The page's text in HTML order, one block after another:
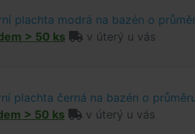
plachta modrá na bazén o
> 50 ks
v úterý u vás
plachta černá na bazén o
> 50 ks
v úterý u vás